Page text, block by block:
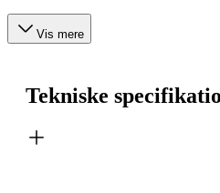
Vis mere
Tekniske